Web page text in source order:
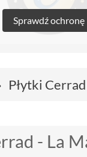
Sprawdź ochronę
Płytki
- La